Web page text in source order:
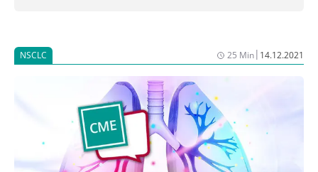
NSCLC 25 Min| 14.12.2021